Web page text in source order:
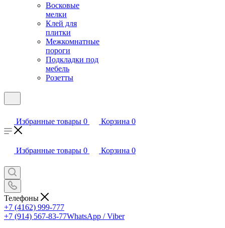
Восковые
мелки
Клей для
плитки
Межкомнатные
пороги
Подкладки под
мебель
Розетты
Избранные товары 0 Корзина 0
Избранные товары 0 Корзина 0
Телефоны
+7 (4162) 999-777
+7 (914) 567-83-77WhatsApp / Viber